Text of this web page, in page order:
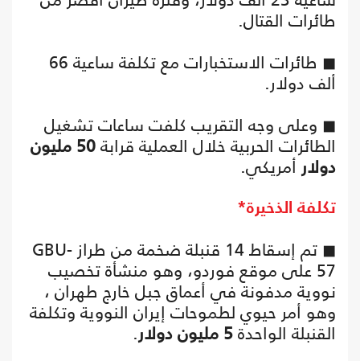
طائرات القتال.
◼ طائرات الاستخبارات مع تكلفة ساعية 66
ألف دولار.
◼ وعلى وجه التقريب كلفت ساعات تشغيل
الطائرات الحربية خلال العملية قرابة 50 مليون
دولار أمريكي.
تكلفة الذخيرة*
◼ تم إسقاط 14 قنبلة ضخمة من طراز GBU-
57 على موقع فوردو، وهو منشأة تخصيب
نووية مدفونة في أعماق جبل خارج طهران ،
وهو أمر حيوي لطموحات إيران النووية وتكلفة
القنبلة الواحدة5 مليون دولار
.